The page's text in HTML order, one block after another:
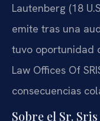
Lautenberg (18
emite tras una
tuvo oportunidad
Law Offices Of
consecuencias
Sobre el Sr.